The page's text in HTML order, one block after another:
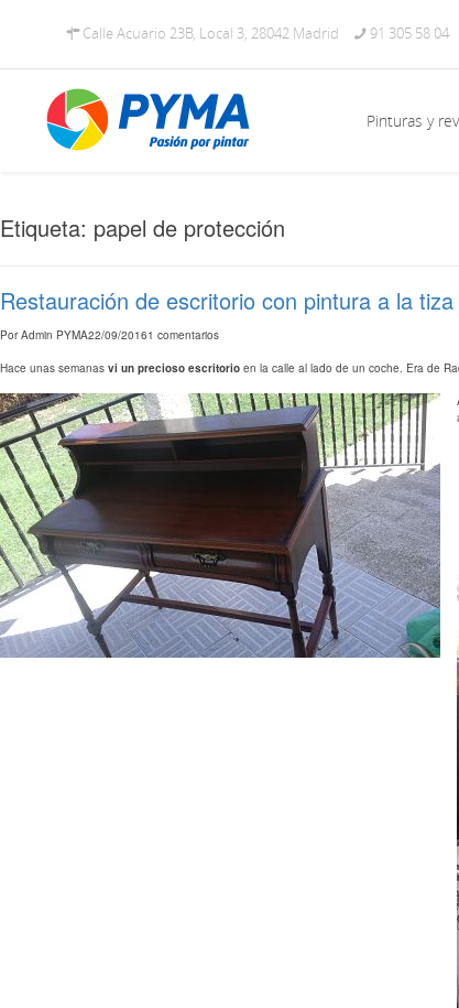
Calle Acuario 23B, Local 3, 28042 Madrid 91 305 58 04
Pinturas y
Etiqueta: papel de protección
Restauración de escritorio con pintura a la
PorAdmin PYMA22/09/20161 comentarios
Hace unas semanas vi un precioso escritorio en la calle al lado de un coche. Era de